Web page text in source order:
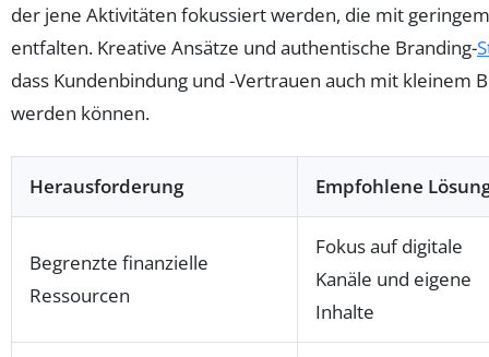
der jene Aktivitäten fokussiert werden, die mit
entfalten. Kreative Ansätze und authentische Branding-
dass Kundenbindung und -Vertrauen auch mit kleinem
werden können.
Herausforderung Empfohlene
Begrenzte finanzielle
Ressourcen
Fokus auf digitale
Kanäle und eigene
Inhalte